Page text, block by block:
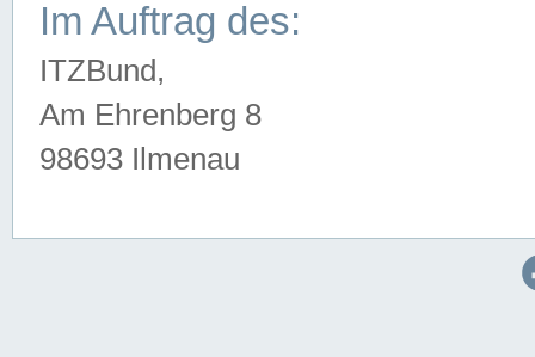
Im Auftrag des:
ITZBund,
Am Ehrenberg 8
98693 Ilmenau